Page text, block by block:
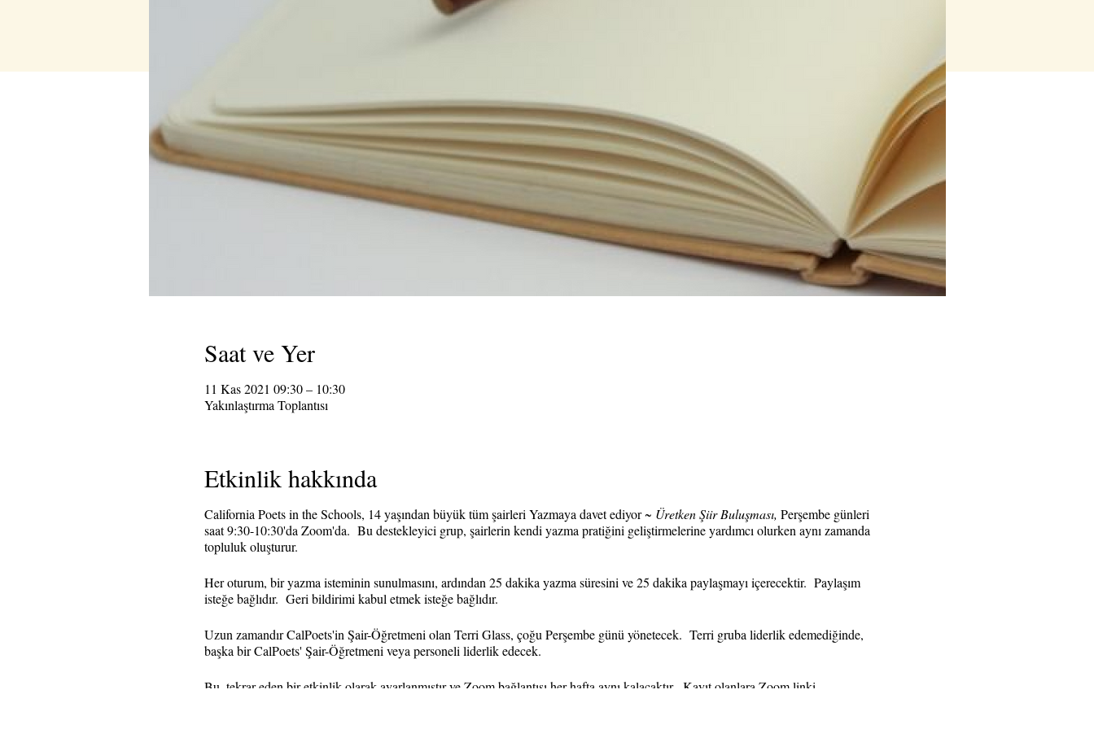
Saat ve Yer
11 Kas 2021 09:30 – 10:30
Yakınlaştırma Toplantısı
Etkinlik hakkında
California Poets in the Schools, 14 yaşından büyük tüm şairleri Yazmaya davet ediyor~ Üretken Şiir Buluşması, Perşembe günleri
saat 9:30-10:30'da Zoom'da. Bu destekleyici grup, şairlerin kendi yazma pratiğini geliştirmelerine yardımcı olurken aynı zamanda
topluluk oluşturur.
Her oturum, bir yazma isteminin sunulmasını, ardından 25 dakika yazma süresini ve 25 dakika paylaşmayı içerecektir. Paylaşım
isteğe bağlıdır. Geri bildirimi kabul etmek isteğe bağlıdır.
Uzun zamandır CalPoets'in Şair-Öğretmeni olan Terri Glass, çoğu Perşembe günü yönetecek. Terri gruba liderlik edemediğinde,
başka bir CalPoets' Şair-Öğretmeni veya personeli liderlik edecek.
Bu, tekrar eden bir etkinlik olarak ayarlanmıştır ve Zoom bağlantısı her hafta aynı kalacaktır. Kayıt olanlara Zoom linki